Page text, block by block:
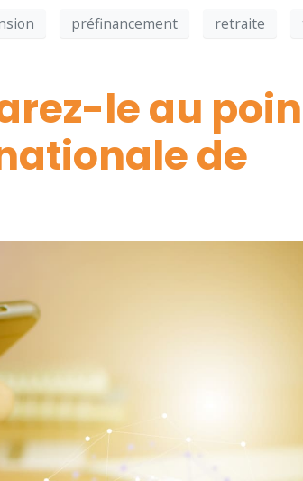
préfinancement retraite
le au
de